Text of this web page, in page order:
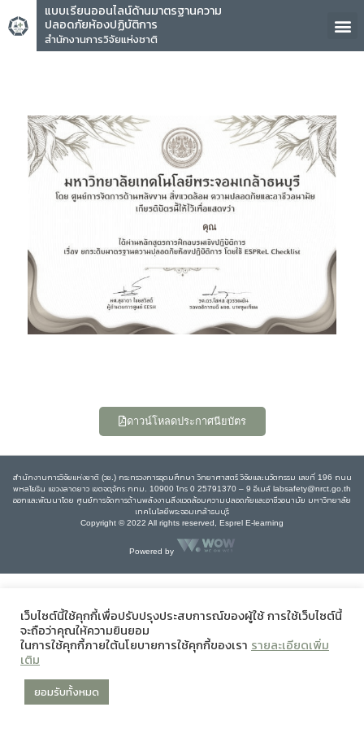
แบบเรียนออนไลน์ด้านมาตรฐานความ
ปลอดภัยห้องปฏิบัติการ
สำนักงานการวิจัยแห่งชาติ
คุณ
ดาวน์โหลดประกาศนียบัตร
สำนักงานการวิจัยแห่งชาติ (วช.) กระทรวงการอุดมศึกษา วิทยาศาสตร์ วิจัยและนวัตกรรม เลขที่ 196 ถนน
พหลโยธิน แขวงลาดยาว เขตจตุจักร กทม. 10900 โทร 0 25791370 – 9 อีเมล์ labsafety@nrct.go.th
ออกและพัฒนาโดย ศูนย์การจัดการด้านพลังงานสิ่งแวดล้อมความปลอดภัยและอาชีวอนามัย มหาวิทยาลัย
เทคโนโลยีพระจอมเกล้าธนบุรี
Copyright © 2022 All rights reserved, Esprel E-learning
Powered by
เว็บไซต์นี้ใช้คุกกี้เพื่อปรับปรุงประสบการณ์ของผู้ใช้ การใช้เว็บไซต์นี้
จะถือว่าคุณให้ความยินยอม
ในการใช้คุกกี้ภายใต้นโยบายการใช้คุกกี้ของเรา รายละเอียดเพิ่ม
เติม
ยอมรับทั้งหมด